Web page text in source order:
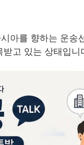
아를 향하는 운
고 있는 상태입니